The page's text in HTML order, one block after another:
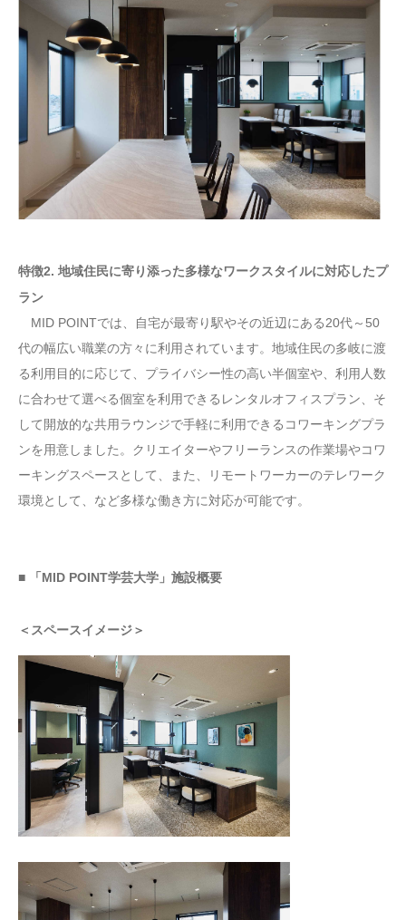
特徴2. 地域住民に寄り添った多様なワークスタイルに対応したプ
ラン
MID POINTでは、自宅が最寄り駅やその近辺にある20代～50
代の幅広い職業の方々に利用されています。地域住民の多岐に渡
る利用目的に応じて、プライバシー性の高い半個室や、利用人数
に合わせて選べる個室を利用できるレンタルオフィスプラン、そ
して開放的な共用ラウンジで手軽に利用できるコワーキングプラ
ンを用意しました。クリエイターやフリーランスの作業場やコワ
ーキングスペースとして、また、リモートワーカーのテレワーク
環境として、など多様な働き方に対応が可能です。
■ 「MID POINT学芸大学」施設概要
＜スペースイメージ＞